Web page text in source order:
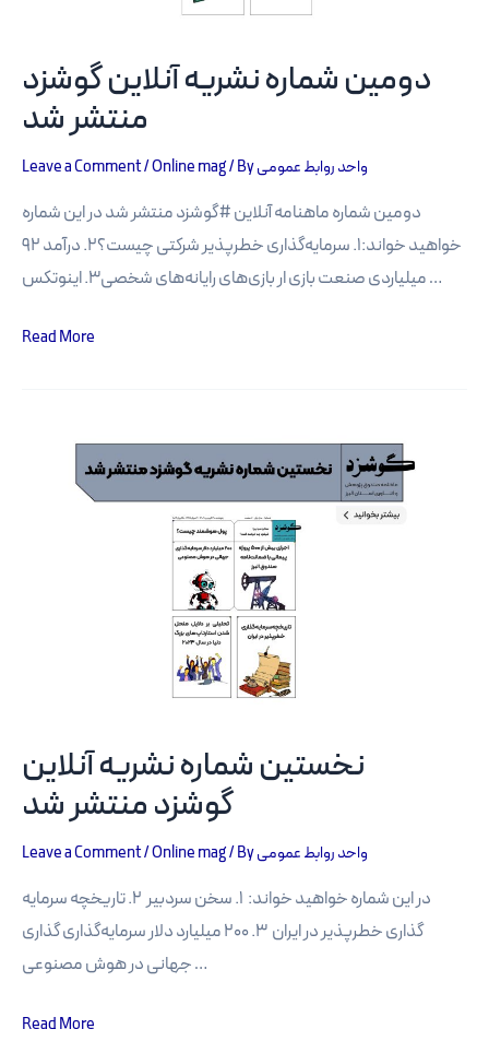
دومین شماره نشریه آنلاین گوشزد
منتشر شد
Leave a Comment/Online mag/ Byواحد روابط عمومی
دومین شماره ماهنامه آنلاین #گوشزد منتشر شد در این شماره
خواهید خواند:1. سرمایه‌گذاری خطرپذیر شرکتی چیست؟2. درآمد 92
میلیاردی صنعت بازی ار بازی‌های رایانه‌های شخصی3. اینوتکس …
دومین
Read More
نخستین شماره نشریه آنلاین
گوشزد منتشر شد
Leave a Comment/Online mag/ Byواحد روابط عمومی
در این شماره خواهید خواند: ۱. سخن سردبیر ۲. تاریخچه سرمایه
گذاری خطرپذیر در ایران ۳. ۲۰۰ میلیارد دلار سرمایه‌گذاری گذاری
جهانی در هوش مصنوعی …
نخستین
Read More